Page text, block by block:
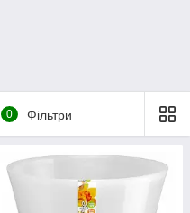
0 Фільтри